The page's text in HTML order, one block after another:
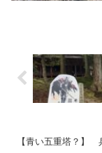
【青い五重塔？】